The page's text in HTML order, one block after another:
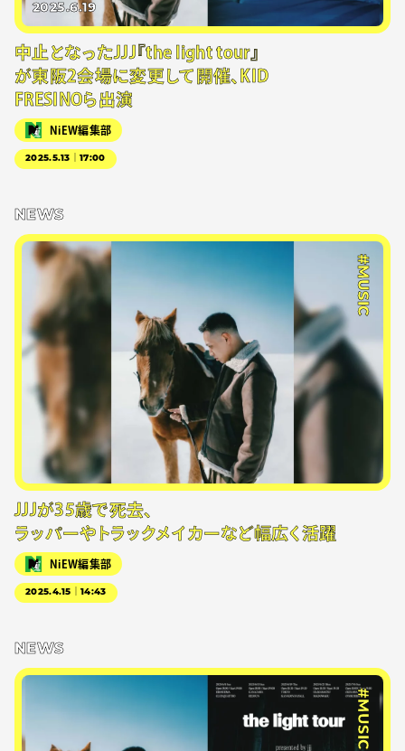
2025.6.19
中止となったJJJ『the light tour』
が東阪2会場に変更して開催、KID
FRESINOら出演
NiEW編集部
2025.5.13｜17:00
NEWS
#MUSIC
JJJが35歳で死去、
ラッパーやトラックメイカーなど幅広く活躍
NiEW編集部
2025.4.15｜14:43
NEWS
#MUSIC